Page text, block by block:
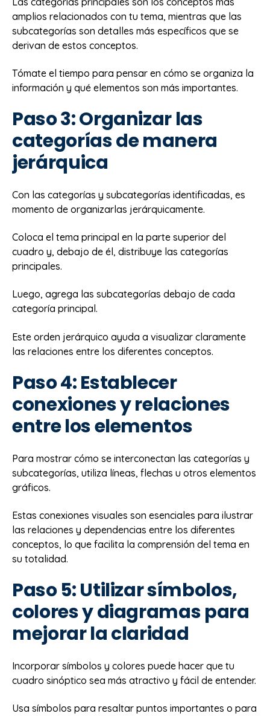
amplios relacionados con tu tema, mientras que las
subcategorías son detalles más específicos que se
derivan de estos conceptos.
Tómate el tiempo para pensar en cómo se organiza la
información y qué elementos son más importantes.
Paso 3: Organizar las
categorías de manera
jerárquica
Con las categorías y subcategorías identificadas, es
momento de organizarlas jerárquicamente.
Coloca el tema principal en la parte superior del
cuadro y, debajo de él, distribuye las categorías
principales.
Luego, agrega las subcategorías debajo de cada
categoría principal.
Este orden jerárquico ayuda a visualizar claramente
las relaciones entre los diferentes conceptos.
Paso 4: Establecer
conexiones y relaciones
entre los elementos
Para mostrar cómo se interconectan las categorías y
subcategorías, utiliza líneas, flechas u otros elementos
gráficos.
Estas conexiones visuales son esenciales para ilustrar
las relaciones y dependencias entre los diferentes
conceptos, lo que facilita la comprensión del tema en
su totalidad.
Paso 5: Utilizar símbolos,
colores y diagramas para
mejorar la claridad
Incorporar símbolos y colores puede hacer que tu
cuadro sinóptico sea más atractivo y fácil de entender.
Usa símbolos para resaltar puntos importantes o para